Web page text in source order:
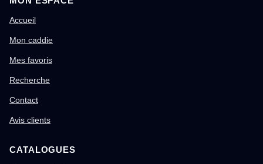
Accueil
Mon caddie
Mes favoris
Recherche
Contact
Avis clients
CATALOGUES